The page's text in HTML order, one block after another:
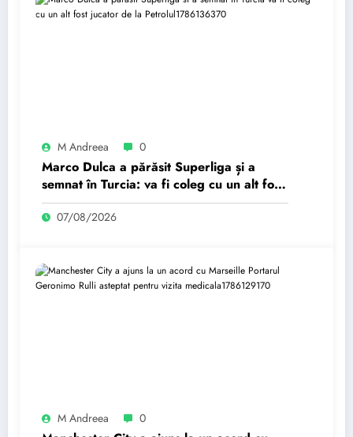
M Andreea 0
Marco Dulca a părăsit Superliga și a
semnat în Turcia: va fi coleg cu un alt fost
jucător de la Petrolul
07/08/2026
M Andreea 0